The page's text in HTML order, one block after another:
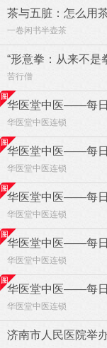
茶与五脏：怎么用
一卷闲书半壶茶
“形意拳：从来不是
苦行僧
华医堂中医——每
华医堂中医连锁
华医堂中医——每
华医堂中医连锁
华医堂中医——每
华医堂中医连锁
华医堂中医——每
华医堂中医连锁
华医堂中医——每
华医堂中医连锁
济南市人民医院举